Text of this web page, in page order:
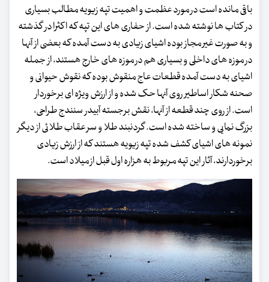
باقی مانده است در مورد عظمت و اهمیت تپه زیویه مطالب بسیاری
در کتاب ها نوشته شده است. از حفاری های این تپه که اکثرا در گذشته
و به صورت غیر مجاز بوده اشیای زیادی به دست آمده که بعضی از آنها
در موزه های داخلی و بسیاری هم در موزه های خارج هستند، از جمله
اشیای به دست آمده قطعات عاج منقوش بوده که نقوش حیوانی و
صحنه شکار اساطیر روی آنها حک شده و از ارزش ویژه ای برخوردار
است. از روی چند قطعه از آنها، نقش برجسته آبیدر سنندج طراحی،
بزرگ نمایی و ساخته شده است. گردنبند طلا و سر عقاب طلائی از دیگر
نمونه های اشیای کشف شده تپه زیویه هستند که از ارزش زیادی
برخوردارند، آثار این تپه مربوط به هزاره اول قبل از میلاد است.